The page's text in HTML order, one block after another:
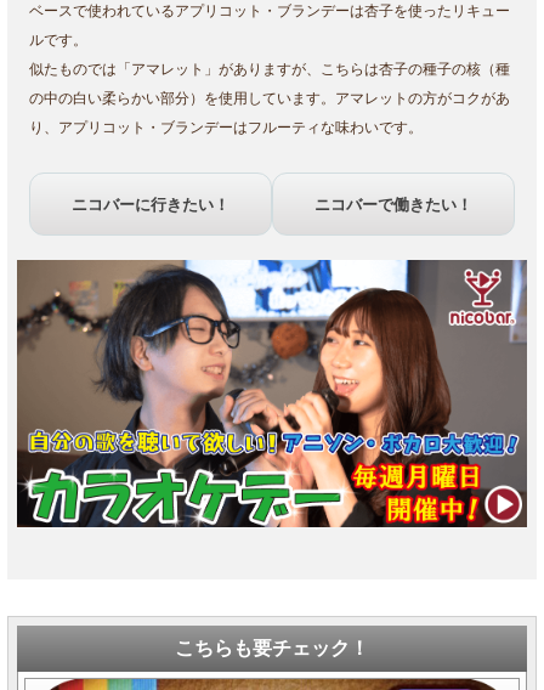
ベースで使われているアプリコット・ブランデーは杏子を使ったリキュー
ルです。
似たものでは「アマレット」がありますが、こちらは杏子の種子の核（種
の中の白い柔らかい部分）を使用しています。アマレットの方がコクがあ
り、アプリコット・ブランデーはフルーティな味わいです。
ニコバーに行きたい！ ニコバーで働きたい！
こちらも要チェック！